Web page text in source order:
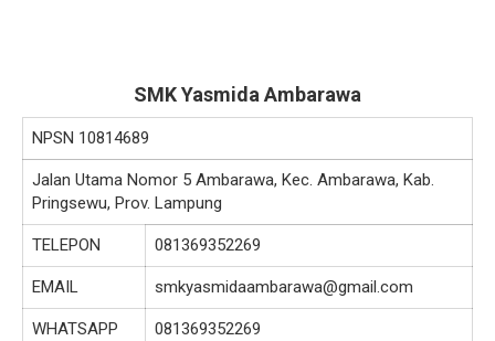
SMK Yasmida Ambarawa
NPSN 10814689
Jalan Utama Nomor 5 Ambarawa, Kec. Ambarawa, Kab.
Pringsewu, Prov. Lampung
TELEPON 081369352269
EMAIL smkyasmidaambarawa@gmail.com
WHATSAPP 081369352269